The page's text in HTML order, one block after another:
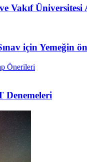
Vakıf
için Yemeğin
Önerileri
Denemeleri